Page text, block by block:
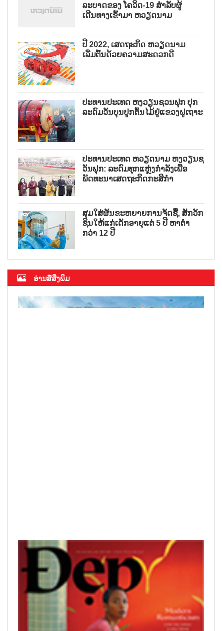
ລະບາດຂອງ ໂຄວິດ-19 ສຳລັບຜູ້
ເດີນທາງເຂົ້າມາ ຫວຽດນາມ
ປີ 2022, ເສດຖະກິດ ຫວຽດນາມ
ເລີ່ມຕົ້ນດ້ວຍຄວາມສະດວກດີ
ປະທານປະເທດ ຫງວຽນຊວນຟຸກ ປຸກ
ລະດົມວັນບຸນປູກຕົ້ນໄມ້ຢູ່ແຂວງຝູເຖາະ
ປະທານປະເທດ ຫວຽດນາມ ຫງວຽນຊ
ວັນຟຸກ: ລະດົມທຸກແຫຼ່ງກຳລັງເພື່ອ
ພັດທະນາເສດຖະກິດກະສິກຳ
ສຸມໃສ່ຜັນຂະຫຍາຍການຈັດຊື້, ສັກວັກ
ຊິນໃຫ້ແກ່ເດັກອາຍຸແຕ່ 5 ປີ ຫາຕ່ຳ
ກວ່າ 12 ປີ
ອ່ານສື່ສິ່ງພິມ